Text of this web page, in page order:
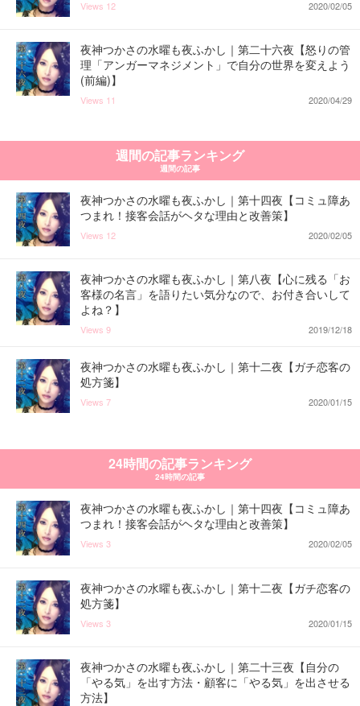
Views 12 2020/02/05
夜神つかさの水曜も夜ふかし｜第二十六夜【怒りの管
理「アンガーマネジメント」で自分の世界を変えよう
(前編)】
Views 11 2020/04/29
週間の記事ランキング
週間の記事
夜神つかさの水曜も夜ふかし｜第十四夜【コミュ障あ
つまれ！接客会話がヘタな理由と改善策】
Views 12 2020/02/05
夜神つかさの水曜も夜ふかし｜第八夜【心に残る「お
客様の名言」を語りたい気分なので、お付き合いして
よね？】
Views 9 2019/12/18
夜神つかさの水曜も夜ふかし｜第十二夜【ガチ恋客の
処方箋】
Views 7 2020/01/15
24時間の記事ランキング
24時間の記事
夜神つかさの水曜も夜ふかし｜第十四夜【コミュ障あ
つまれ！接客会話がヘタな理由と改善策】
Views 3 2020/02/05
夜神つかさの水曜も夜ふかし｜第十二夜【ガチ恋客の
処方箋】
Views 3 2020/01/15
夜神つかさの水曜も夜ふかし｜第二十三夜【自分の
「やる気」を出す方法・顧客に「やる気」を出させる
方法】